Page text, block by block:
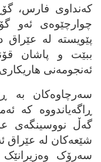
که‌نداوی فارس،
چوارچێوه‌ی ئه‌و
پێویسته‌ له‌
ببێت و پاشان
ئه‌نجومه‌نی
سه‌رچاوه‌کان به‌
ڕاگه‌یاندووه‌ که‌
گه‌ڵ نووسینگه‌ی
شێعه‌کان له‌ عێراق
سه‌رۆک